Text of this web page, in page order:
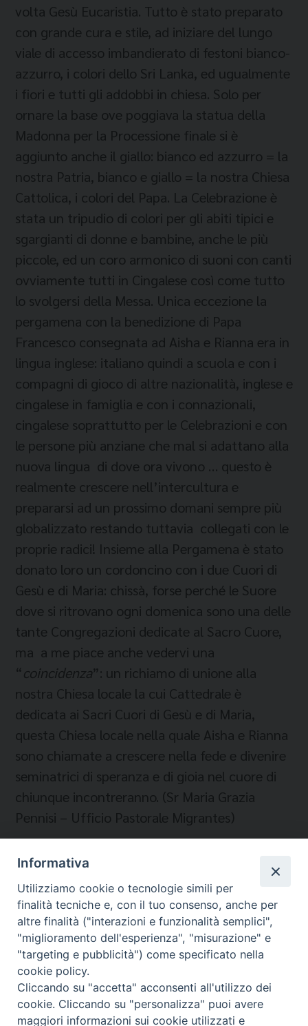
volta Gesù Eucaristia. Tutto è stato preparato
con grande cura e stile, ad iniziare del lungo
viale di accesso imbandierato di festoni bianco-
azzurro, i colori dello Sri Lanka, ed ugualmente
i fiori e tutti gli addobbi in chiesa. Solo per
ornare la base ove poggiava la statua della
Madonna per la Processione finale si è
aggiunto anche il giallo: bianco ed azzurro = la
nostra Patria, bianco e giallo = la nostra Chiesa
Cattolica, i colori del Papa. La Celebrazione è
stata un tripudio di colori per gli abiti tipici e
sgargianti di donne e bambine, anche le più
piccole, ed un coro armonico di suoni con canti
ovviamente tutti in Cingalese così come tutto
lo svolgersi della Messa. Unica eccezione la
pergamena con la benedizione di Papa
Francesco consegnata ad Aisha e Rianna era in
lingua inglese: italiano quindi a scuola e con i
compagni di gioco di altre nazionalità, inglese e
cingalese in famiglia e con i connazionali,
cingalese soprattutto per le Celebrazioni e con
le persone più anziane che mal si adattano alla
nuova lingua di dove ora vivono … questo è
realmente crescere nell’intercultura e
prepararsi ad un prossimo domani sempre più
globalizzato restando tuttavia collegati con le
proprie radici! Insieme alla Pergamena è stato
donato loro un cordoncino con i due Cuori di
Gesù e di Maria: chissà, forse perché le Suore
dove si ritrovano ogni domenica sono una delle
tante Congregazioni dedicate al Sacro Cuore,
ma a me piace anche vedervi una
“coincidenza”: un richiamo di unione alla
nostra Chiesa locale la cui Cattedrale è
dedicata ai Sacri Cuori di Gesù e di Maria,
questa Chiesa locale nella quale Aisha e Rianna
sono chiamate a crescere nella fede e divenire
seminatrici di speranza e di gioia nel cuore di
chiunque incontreranno. (Sr Maria Grazia
Pennisi – Ufficio Pastorale Migrantes)
Temi:
MIGRANTES PORTO SANTA RUFINA
Migrantes Online
Informativa
Utilizziamo cookie o tecnologie simili per
finalità tecniche e, con il tuo consenso, anche per
altre finalità ("interazioni e funzionalità semplici",
"miglioramento dell'esperienza", "misurazione" e
"targeting e pubblicità") come specificato nella
cookie policy.
Cliccando su "accetta" acconsenti all'utilizzo dei
cookie. Cliccando su "personalizza" puoi avere
maggiori informazioni sui cookie utilizzati e